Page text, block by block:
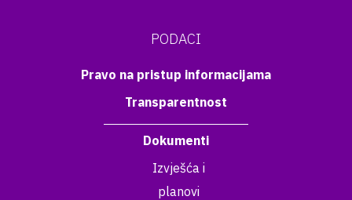
PODACI
Pravo na pristup informacijama
Transparentnost
Dokumenti
Izvješća i
planovi